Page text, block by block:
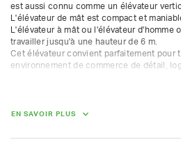
est aussi connu comme un élévateur
L'élévateur de mât est compact et
L'élévateur à mât ou l'élévateur d'homme
travailler jusqu'à une hauteur de 6 m.
Cet élévateur convient parfaitement pour
environnement de commerce de détail,
- hauteur de travail 5,8 m
EN SAVOIR PLUS